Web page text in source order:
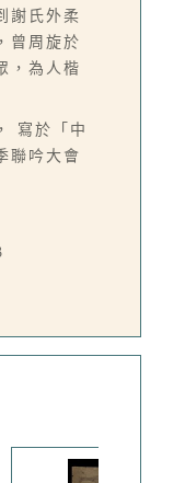
謝氏外柔
曾周旋於
，為人楷
寫於「中
聯吟大會